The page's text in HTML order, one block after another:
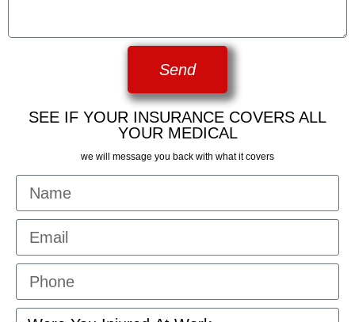
Send
SEE IF YOUR INSURANCE COVERS ALL
YOUR MEDICAL
we will message you back with what it covers